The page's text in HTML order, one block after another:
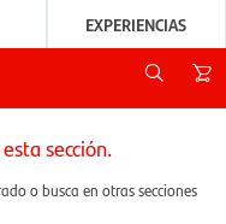
EXPERIENCIAS
sección.
o busca en otras secciones